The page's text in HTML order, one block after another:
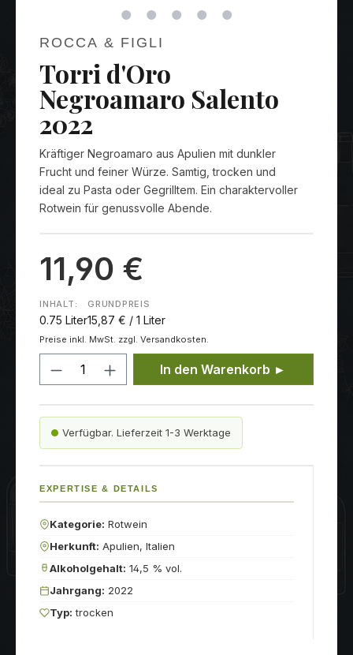
ROCCA & FIGLI
Torri d'Oro
Negroamaro Salento
2022
Kräftiger Negroamaro aus Apulien mit dunkler
Frucht und feiner Würze. Samtig, trocken und
ideal zu Pasta oder Gegrilltem. Ein charaktervoller
Rotwein für genussvolle Abende.
11,90 €
INHALT:
0.75 Liter
GRUNDPREIS
15,87 € / 1 Liter
Preise inkl. MwSt. zzgl. Versandkosten.
Produkt Anzahl: Gib den
In den Warenkorb ►
Verfügbar. Lieferzeit 1-3 Werktage
EXPERTISE & DETAILS
Kategorie: Rotwein
Herkunft: Apulien, Italien
Alkoholgehalt: 14,5 % vol.
Jahrgang: 2022
Typ: trocken